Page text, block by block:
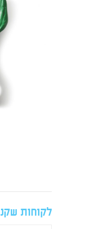
לקוחות